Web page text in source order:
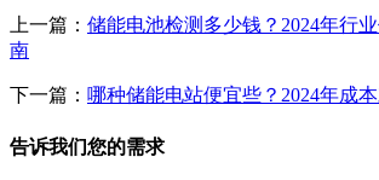
上一篇： 储能电池检测多少钱？2024年行
南
下一篇： 哪种储能电站便宜些？2024年成
告诉我们您的需求